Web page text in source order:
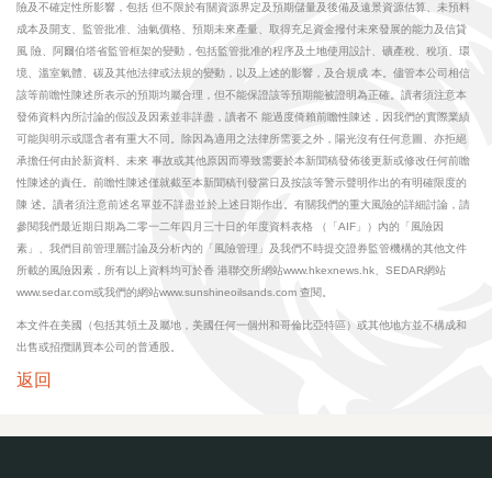
險及不確定性所影響，包括 但不限於有關資源界定及預期儲量及後備及遠景資源估算、未預料
成本及開支、監管批准、油氣價格、預期未來產量、取得充足資金撥付未來發展的能力及信貸
風 險、阿爾伯塔省監管框架的變動，包括監管批准的程序及土地使用設計、礦產稅、稅項、環
境、溫室氣體、碳及其他法律或法規的變動，以及上述的影響，及合規成 本。儘管本公司相信
該等前瞻性陳述所表示的預期均屬合理，但不能保證該等預期能被證明為正確。讀者須注意本
發佈資料內所討論的假設及因素並非詳盡，讀者不 能過度倚賴前瞻性陳述，因我們的實際業績
可能與明示或隱含者有重大不同。除因為適用之法律所需要之外，陽光沒有任何意圖、亦拒絕
承擔任何由於新資料、未來 事故或其他原因而導致需要於本新聞稿發佈後更新或修改任何前瞻
性陳述的責任。前瞻性陳述僅就截至本新聞稿刊發當日及按該等警示聲明作出的有明確限度的
陳 述。讀者須注意前述名單並不詳盡並於上述日期作出。有關我們的重大風險的詳細討論，請
參閱我們最近期日期為二零一二年四月三十日的年度資料表格 （「AIF」）內的「風險因
素」、我們目前管理層討論及分析內的「風險管理」及我們不時提交證券監管機構的其他文件
所載的風險因素，所有以上資料均可於香 港聯交所網站www.hkexnews.hk、SEDAR網站
www.sedar.com或我們的網站www.sunshineoilsands.com 查閱。
本文件在美國（包括其領土及屬地，美國任何一個州和哥倫比亞特區）或其他地方並不構成和
出售或招攬購買本公司的普通股。
返回